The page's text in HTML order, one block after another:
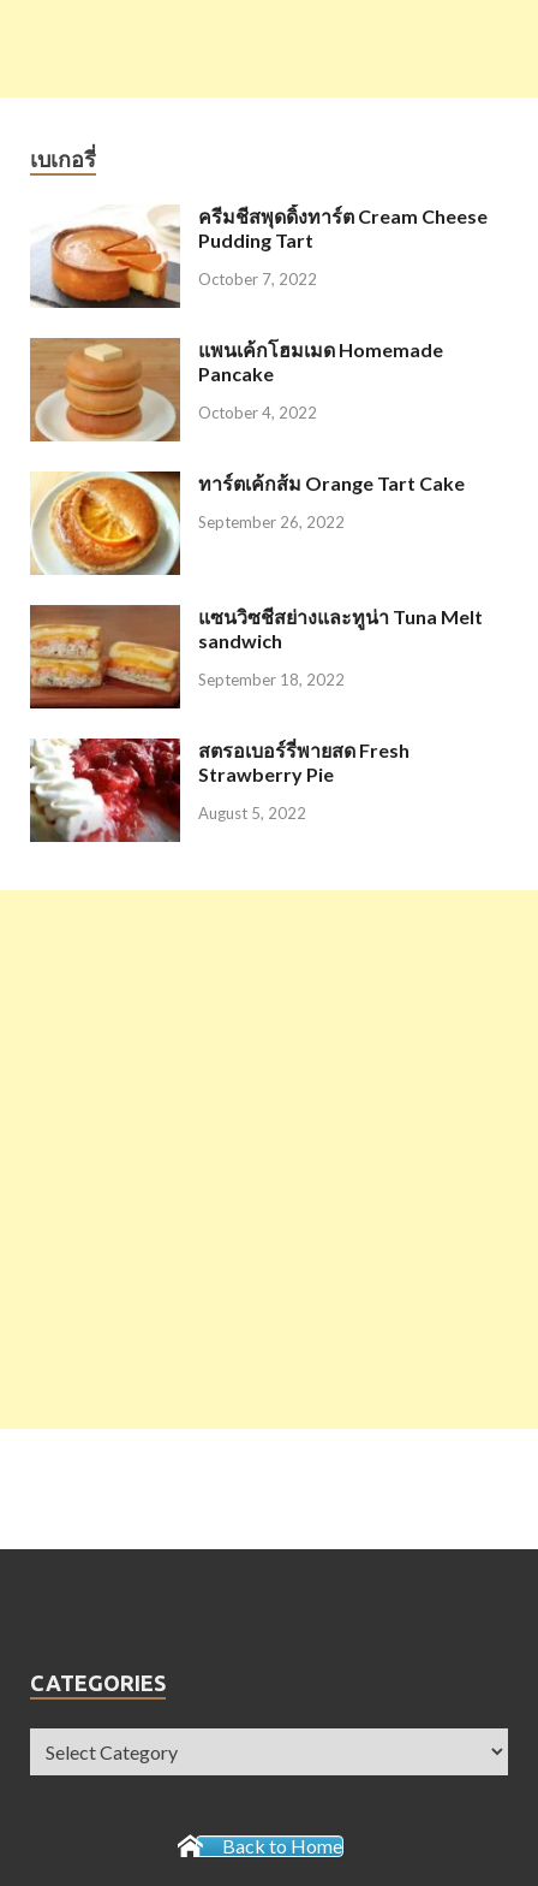
เบเกอรี่
ครีมชีสพุดดิ้งทาร์ต Cream Cheese
Pudding Tart
October 7, 2022
แพนเค้กโฮมเมด Homemade
Pancake
October 4, 2022
ทาร์ตเค้กส้ม Orange Tart Cake
September 26, 2022
แซนวิซชีสย่างและทูน่า Tuna Melt
sandwich
September 18, 2022
สตรอเบอร์รี่พายสด Fresh
Strawberry Pie
August 5, 2022
CATEGORIES
Back to Home